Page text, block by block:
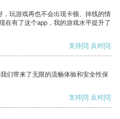
玩游戏再也不会出现卡顿、掉线的情
在有了这个app，我的游戏水平提升了
支持[0] 反对[0]
们带来了无限的流畅体验和安全性保
支持[0] 反对[0]